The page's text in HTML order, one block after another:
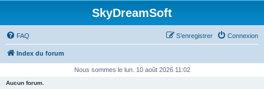
SkyDreamSoft
FAQ Connexion
S’enregistrer
Index du forum
Nous sommes le lun. 10 août 2026 11:02
Aucun forum.